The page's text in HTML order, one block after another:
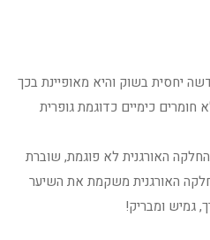
יחסית בשוק והיא מאופיינת בכך
חומרים כימיים כדוגמת גופרית
האורגנית לא פוגמת, שוברת
האורגנית משקמת את השיער
גמיש ומבריק!